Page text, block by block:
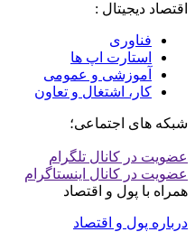
اقتصاد دیجیتال :
فناوری
استارت اپ ها
آموزشی و عمومی
کار، اشتغال و تعاون
شبکه های اجتماعی؛
عضویت در کانال تلگرام
عضویت در کانال اینستاگرام
همراه با پول و اقتصاد
درباره پول و اقتصاد